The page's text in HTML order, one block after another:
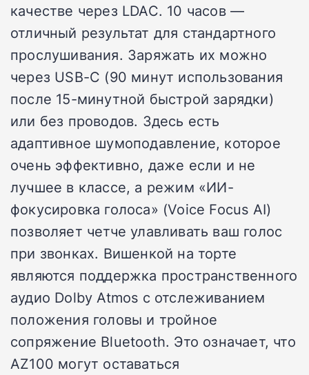
качестве через LDAC. 10 часов —
отличный результат для стандартного
прослушивания. Заряжать их можно
через USB-C (90 минут использования
после 15-минутной быстрой зарядки)
или без проводов. Здесь есть
адаптивное шумоподавление, которое
очень эффективно, даже если и не
лучшее в классе, а режим «ИИ-
фокусировка голоса» (Voice Focus AI)
позволяет четче улавливать ваш голос
при звонках. Вишенкой на торте
являются поддержка пространственного
аудио Dolby Atmos с отслеживанием
положения головы и тройное
сопряжение Bluetooth. Это означает, что
AZ100 могут оставаться